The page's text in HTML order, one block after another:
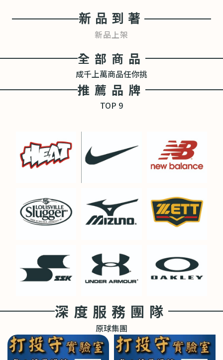
新品到著
新品上架
全部商品
成千上萬商品任你挑
推薦品牌
TOP 9
深度服務團隊
原球集團